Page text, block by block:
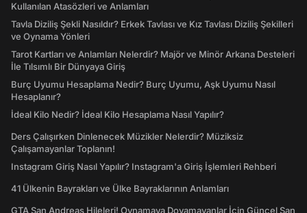
Kullanılan Atasözleri ve Anlamları
Tavla Diziliş Şekli Nasıldır? Erkek Tavlası ve Kız Tavlası Diziliş Şekilleri
ve Oynama Yönleri
Tarot Kartları ve Anlamları Nelerdir? Majör ve Minör Arkana Desteleri
İle Tılsımlı Bir Dünyaya Giriş
Burç Uyumu Hesaplama Nedir? Burç Uyumu, Aşk Uyumu Nasıl
Hesaplanır?
İdeal Kilo Nedir? İdeal Kilo Hesaplama Nasıl Yapılır?
Ders Çalışırken Dinlenecek Müzikler Nelerdir? Müziksiz
Çalışamayanlar Toplanın!
Instagram Giriş Nasıl Yapılır? Instagram'a Giriş İşlemleri Rehberi
41 Ülkenin Bayrakları ve Ülke Bayraklarının Anlamları
GTA San Andreas Hileleri! Oynamaya Doyamayanlar İçin Güncel San